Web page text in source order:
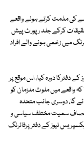
کی مذمت کرتے ہوئے واقعے
کرکے جلد رپورٹ پیش
میں زخمی ہونے والے افراد
دفترکا دورہ کیا، اس موقع پر
کہ واقعے میں ملوث ملزمان کو
گا، دوسری جانب متحدہ
انصاف سمیت مختلف سیاسی و
نیوز کے دفترپرفائرنگ